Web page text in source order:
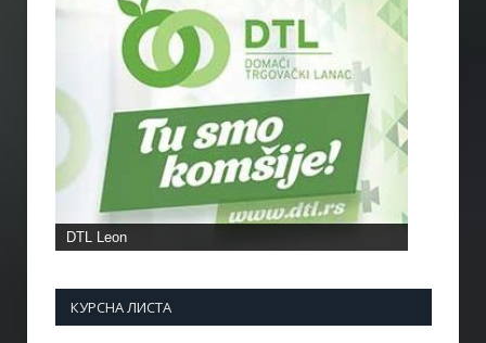
DTL Leon
КУРСНА ЛИСТА